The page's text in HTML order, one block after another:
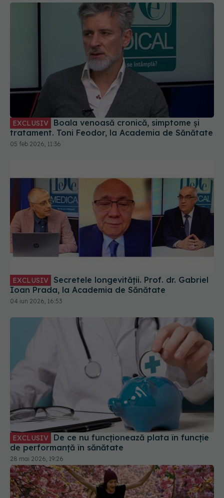
EXCLUSIV
tratament. Toni Feodor, la Academia de Sănătate
05 feb 2026, 11:36
EXCLUSIV
04 iun 2026, 16:53
EXCLUSIV De ce nu funcționează plata în funcție
de performanță în sănătate
28 mai 2026, 19:26